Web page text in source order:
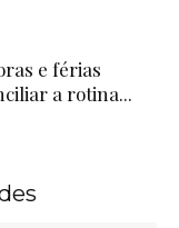
e férias
a rotina...